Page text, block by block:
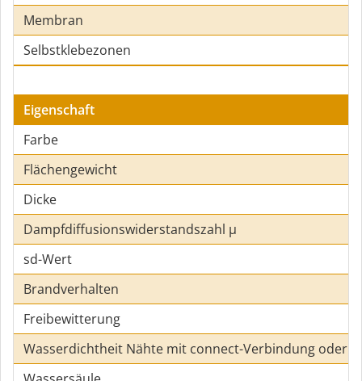
Membran
Selbstklebezonen
Eigenschaft
Farbe
Flächengewicht
Dicke
Dampfdiffusionswiderstandszahl µ
sd-Wert
Brandverhalten
Freibewitterung
Wasserdichtheit Nähte mit connect-Verbindung oder